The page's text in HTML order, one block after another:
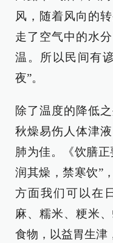
风，随着风向的
走了空气中的水
温。所以民间有
夜”。
除了温度的降低
秋燥易伤人体津
肺为佳。《饮膳
润其燥，禁寒饮”
方面我们可以在
麻、糯米、粳米
食物，以益胃生津